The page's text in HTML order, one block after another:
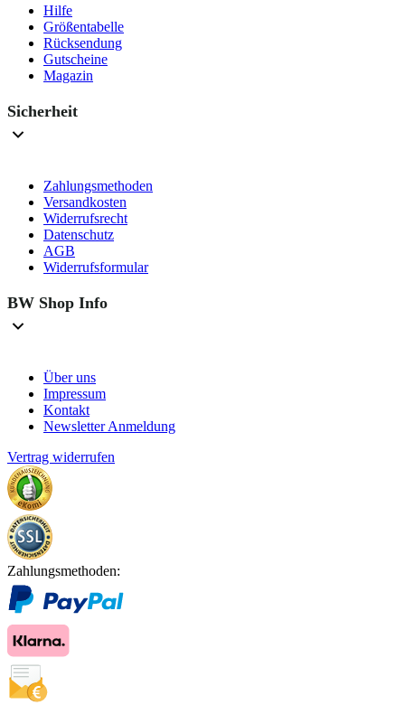
Hilfe
Größentabelle
Rücksendung
Gutscheine
Magazin
Sicherheit
Zahlungsmethoden
Versandkosten
Widerrufsrecht
Datenschutz
AGB
Widerrufsformular
BW Shop Info
Über uns
Impressum
Kontakt
Newsletter Anmeldung
Vertrag widerrufen
Zahlungsmethoden: